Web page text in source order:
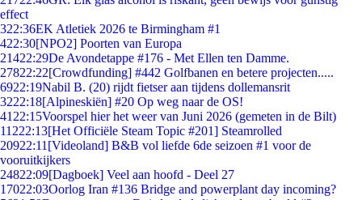
effect
322:36EK Atletiek 2026 te Birmingham #1
422:30[NPO2] Poorten van Europa
21422:29De Avondetappe #176 - Met Ellen ten Damme.
27822:22[Crowdfunding] #442 Golfbanen en betere projecten.....
6922:19Nabil B. (20) rijdt fietser aan tijdens dollemansrit
3222:18[Alpineskiën] #20 Op weg naar de OS!
41 22:15Voorspel hier het weer van Juni 2026 (gemeten in de Bilt)
11222:13[Het Officiële Steam Topic #201] Steamrolled
20922:11 [Videoland] B&B vol liefde 6de seizoen #1 voor de
vooruitkijkers
24822:09[Dagboek] Veel aan hoofd - Deel 27
17022:03Oorlog Iran #136 Bridge and powerplant day incoming?